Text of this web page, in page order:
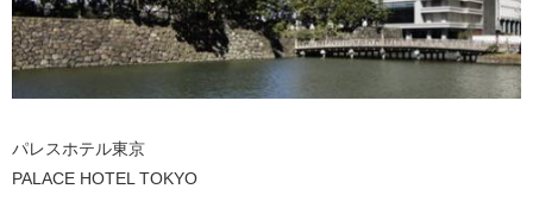
パレスホテル東京
PALACE HOTEL TOKYO